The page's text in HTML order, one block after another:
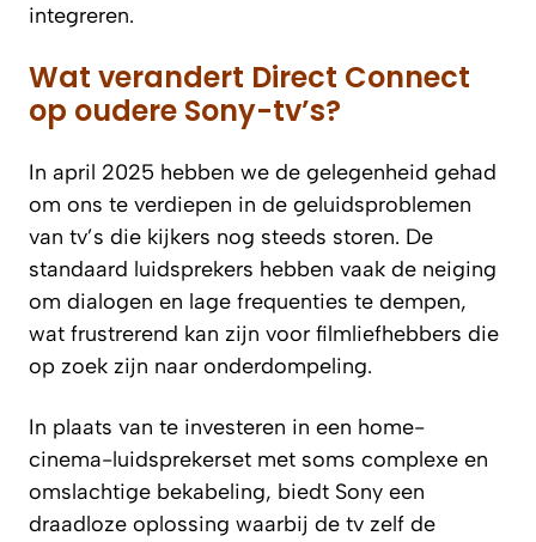
integreren.
Wat verandert Direct Connect
op oudere Sony-tv’s?
In april 2025 hebben we de gelegenheid gehad
om ons te verdiepen in de geluidsproblemen
van tv’s die kijkers nog steeds storen. De
standaard luidsprekers hebben vaak de neiging
om dialogen en lage frequenties te dempen,
wat frustrerend kan zijn voor filmliefhebbers die
op zoek zijn naar onderdompeling.
In plaats van te investeren in een home-
cinema-luidsprekerset met soms complexe en
omslachtige bekabeling, biedt Sony een
draadloze oplossing waarbij de tv zelf de